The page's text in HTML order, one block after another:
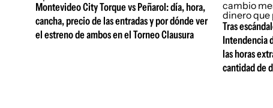
Montevideo City Torque vs Peñarol: día, hora,
cancha, precio de las entradas y por dónde ver
el estreno de ambos en el Torneo Clausura
Tras
Intendencia
las horas
cantidad de